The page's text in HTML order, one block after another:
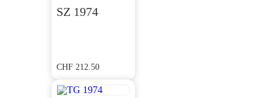
SZ 1974
CHF 212.50